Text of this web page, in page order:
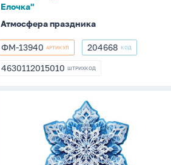
Елочка"
Атмосфера праздника
ФМ-13940
ФМ-13940 АРТИКУЛ 204668
204668 КОД
4630112015010
4630112015010 ШТРИХКОД
фигурный
22*23см
"Снежинка"